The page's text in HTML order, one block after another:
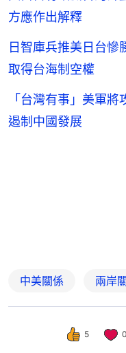
方應作出解釋
日智庫兵推美日台
取得台海制空權
「台灣有事」美軍
遏制中國發展
中美關係 兩岸
5 0